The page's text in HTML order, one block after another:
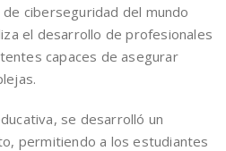
ciberseguridad del mundo
el desarrollo de profesionales
capaces de asegurar
se desarrolló un
permitiendo a los estudiantes